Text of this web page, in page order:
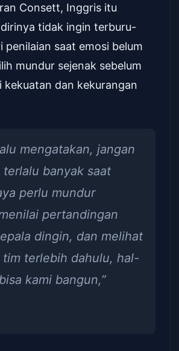
Consett, Inggris itu
tidak ingin terburu-
penilaian saat emosi belum
mundur sejenak sebelum
kekuatan dan kekurangan
mengatakan, jangan
terlalu banyak saat
perlu mundur
pertandingan
dingin, dan melihat
terlebih dahulu, hal-
kami bangun,”